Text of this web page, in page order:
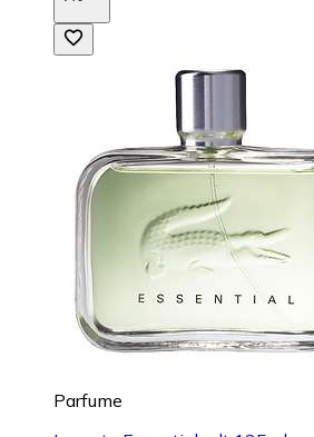
Parfume